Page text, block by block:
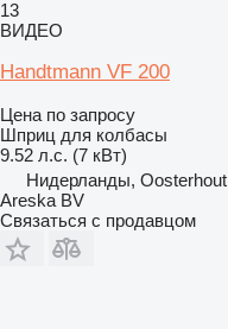
13
ВИДЕО
Handtmann VF 200
Цена по запросу
Шприц для колбасы
9.52 л.с. (7 кВт)
Нидерланды, Oosterhout
Areska BV
Связаться с продавцом